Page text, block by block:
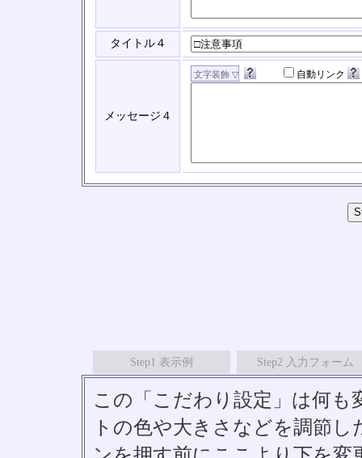
タイトル４
メッセージ４
自動リンク
Step1 表示例 Step2 入力フォーム
この「こだわり設定」は何
トの色や大きさなどを調節